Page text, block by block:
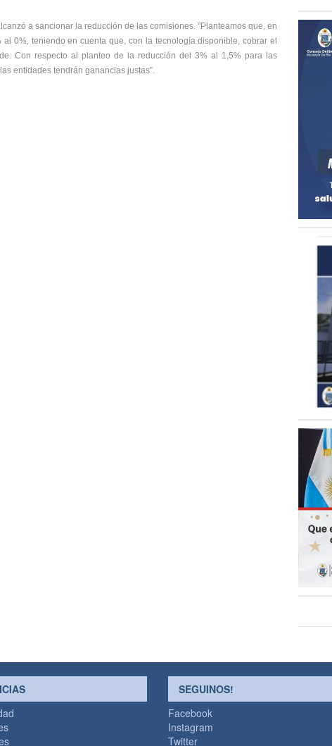
a sancionar la reducción de las comisiones. "Planteamos que, en
0%, teniendo en cuenta que, con la tecnología disponible, cobrar el
Con respecto al planteo de la reducción del 3% al 1,5% para las
entidades tendrán ganancias justas”.
SEGUINOS!
Facebook
Instagram
Twitter